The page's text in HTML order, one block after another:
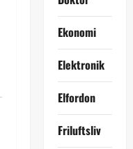
Ekonomi
Elektronik
Elfordon
Friluftsliv